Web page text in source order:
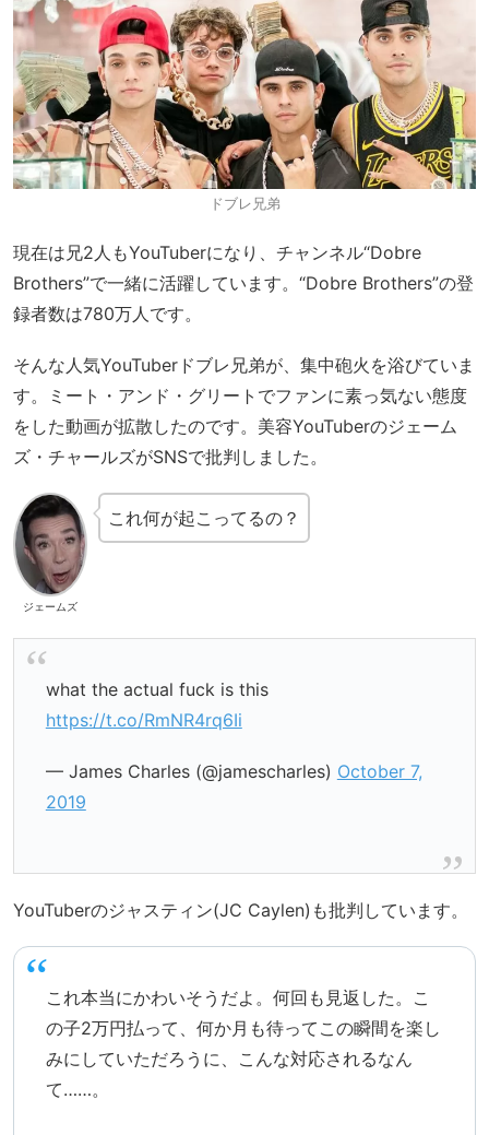
ドブレ兄弟
現在は兄2人もYouTuberになり、チャンネル“Dobre
Brothers”で一緒に活躍しています。“Dobre Brothers”の登
録者数は780万人です。
そんな人気YouTuberドブレ兄弟が、集中砲火を浴びていま
す。ミート・アンド・グリートでファンに素っ気ない態度
をした動画が拡散したのです。美容YouTuberのジェーム
ズ・チャールズがSNSで批判しました。
ジェームズ
これ何が起こってるの？
what the actual fuck is this
https://t.co/RmNR4rq6Ii
— James Charles (@jamescharles) October 7,
2019
YouTuberのジャスティン(JC Caylen)も批判しています。
これ本当にかわいそうだよ。何回も見返した。こ
の子2万円払って、何か月も待ってこの瞬間を楽し
みにしていただろうに、こんな対応されるなん
て……。